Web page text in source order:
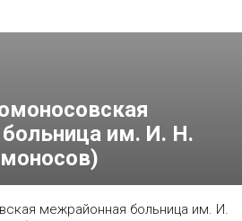
им. И. Н.
межрайонная больница им. И.